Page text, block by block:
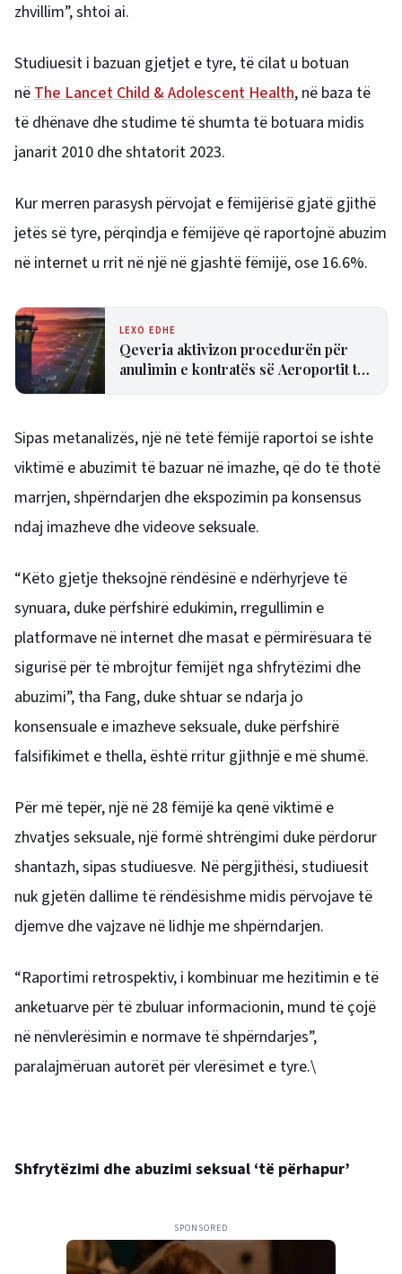
zhvillim”, shtoi ai.
Studiuesit i bazuan gjetjet e tyre, të cilat u botuan
nëThe Lancet Child & Adolescent Health, në baza të
të dhënave dhe studime të shumta të botuara midis
janarit 2010 dhe shtatorit 2023.
Kur merren parasysh përvojat e fëmijërisë gjatë gjithë
jetës së tyre, përqindja e fëmijëve që raportojnë abuzim
në internet u rrit në një në gjashtë fëmijë, ose 16.6%.
LEXO EDHE
Qeveria aktivizon procedurën për
anulimin e kontratës së Aeroportit të
Sipas metanalizës, një në tetë fëmijë raportoi se ishte
viktimë e abuzimit të bazuar në imazhe, që do të thotë
marrjen, shpërndarjen dhe ekspozimin pa konsensus
ndaj imazheve dhe videove seksuale.
“Këto gjetje theksojnë rëndësinë e ndërhyrjeve të
synuara, duke përfshirë edukimin, rregullimin e
platformave në internet dhe masat e përmirësuara të
sigurisë për të mbrojtur fëmijët nga shfrytëzimi dhe
abuzimi”, tha Fang, duke shtuar se ndarja jo
konsensuale e imazheve seksuale, duke përfshirë
falsifikimet e thella, është rritur gjithnjë e më shumë.
Për më tepër, një në 28 fëmijë ka qenë viktimë e
zhvatjes seksuale, një formë shtrëngimi duke përdorur
shantazh, sipas studiuesve. Në përgjithësi, studiuesit
nuk gjetën dallime të rëndësishme midis përvojave të
djemve dhe vajzave në lidhje me shpërndarjen.
“Raportimi retrospektiv, i kombinuar me hezitimin e të
anketuarve për të zbuluar informacionin, mund të çojë
në nënvlerësimin e normave të shpërndarjes”,
paralajmëruan autorët për vlerësimet e tyre.\
Shfrytëzimi dhe abuzimi seksual ‘të përhapur’
SPONSORED